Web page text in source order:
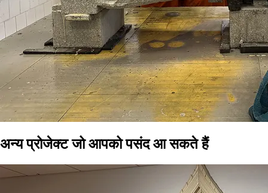
अन्य प्रोजेक्ट जो आपको पसंद आ सकते हैं